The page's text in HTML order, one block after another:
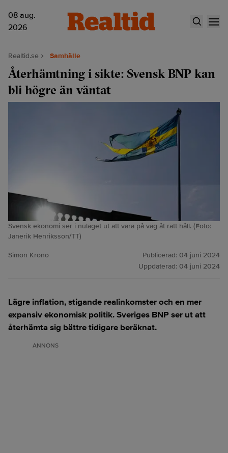
08 aug.
2026
Realtid.se Samhälle
Återhämtning i sikte: Svensk BNP kan
bli högre än väntat
Svensk ekonomi ser i nuläget ut att vara på väg åt rätt håll. (Foto:
Janerik Henriksson/TT)
Simon Kronö Publicerad: 04 juni 2024
Uppdaterad: 04 juni 2024
Lägre inflation, stigande realinkomster och en mer
expansiv ekonomisk politik. Sveriges BNP ser ut att
återhämta sig bättre tidigare beräknat.
ANNONS